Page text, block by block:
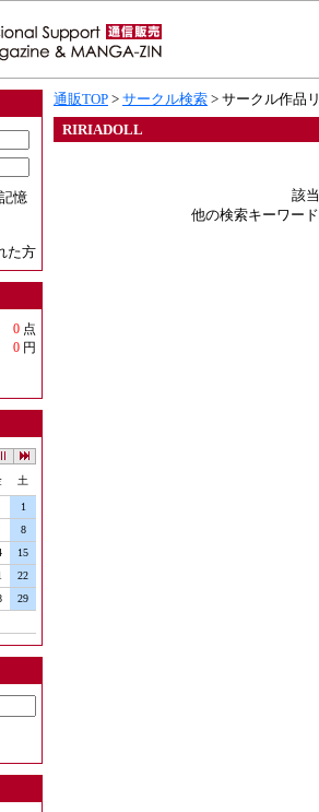
憶
た方
0 点
0 円
土
1
8
15
22
29
通販TOP > サークル検索 > サークル作品
RIRIADOLL
該
他の検索キーワー